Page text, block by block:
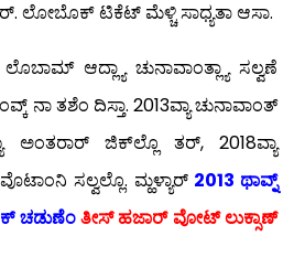
ಲೋಬೊಕ್ ಟಿಕೆಟ್ ಮೆಳ್ಚಿ ಸಾಧ್ಯತಾ ಆಸಾ.
ಆದ್ಲ್ಯಾ ಚುನಾವಾಂತ್ಲ್ಯಾ ಸಲ್ವಣೆ
ನಾ ತಶೆಂ ದಿಸ್ತಾ. 2013ವ್ಯಾ ಚುನಾವಾಂತ್
ಅಂತರಾರ್ ಜಿಕ್‍ಲ್ಲೊ ತರ್, 2018ವ್ಯಾ
ವೊಟಾಂನಿ ಸಲ್ವಲ್ಲೊ. ಮ್ಹಳ್ಯಾರ್ 2013 ಥಾವ್ನ್
ಚಡುಣೆಂತೀಸ್ ಹಜಾರ್ ವೋಟ್ ಲುಕ್ಸಾಣ್